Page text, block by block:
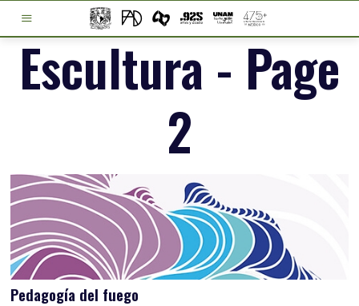
Escultura - Page
2
Pedagogía del fuego